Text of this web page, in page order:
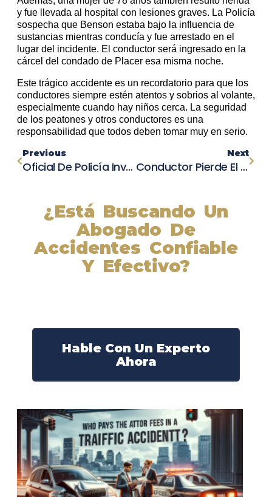
y fue llevada al hospital con lesiones graves. La Policía
sospecha que Benson estaba bajo la influencia de
sustancias mientras conducía y fue arrestado en el
lugar del incidente. El conductor será ingresado en la
cárcel del condado de Placer esa misma noche.
Este trágico accidente es un recordatorio para que los
conductores siempre estén atentos y sobrios al volante,
especialmente cuando hay niños cerca. La seguridad
de los peatones y otros conductores es una
responsabilidad que todos deben tomar muy en serio.
Previous
Oficial De Policía Involucrado En Accidente Automovilístico Mientras Perseguía A Ladrón De Carrito De Golf.
Next
Conductor Pierde El Control Y Estrella Su Carro Contra Tienda En Sunnyvale
¿Está Buscando Un
Abogado De
Accidentes Confiable
Y Efectivo?
Hable Con Un Experto
Ahora